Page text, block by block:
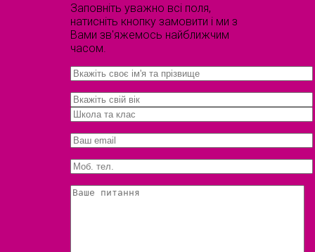
Заповніть уважно всі поля,
натисніть кнопку замовити і ми з
Вами зв'яжемось найближчим
часом.